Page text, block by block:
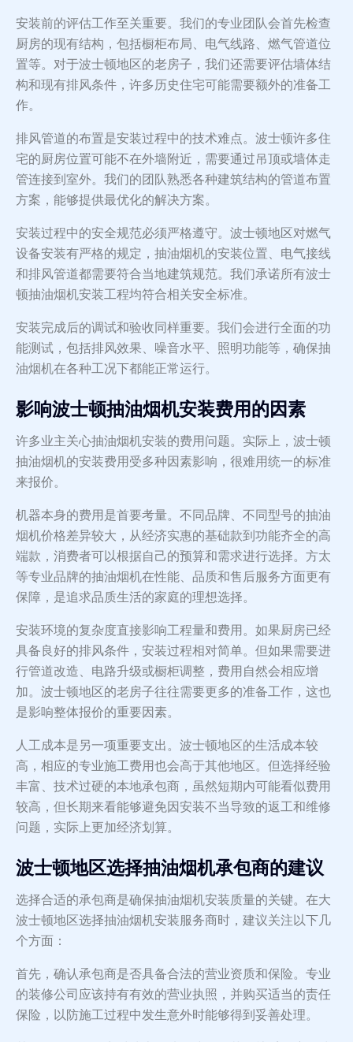
安装前的评估工作至关重要。我们的专业团队会首先检查
厨房的现有结构，包括橱柜布局、电气线路、燃气管道位
置等。对于波士顿地区的老房子，我们还需要评估墙体结
构和现有排风条件，许多历史住宅可能需要额外的准备工
作。
排风管道的布置是安装过程中的技术难点。波士顿许多住
宅的厨房位置可能不在外墙附近，需要通过吊顶或墙体走
管连接到室外。我们的团队熟悉各种建筑结构的管道布置
方案，能够提供最优化的解决方案。
安装过程中的安全规范必须严格遵守。波士顿地区对燃气
设备安装有严格的规定，抽油烟机的安装位置、电气接线
和排风管道都需要符合当地建筑规范。我们承诺所有波士
顿抽油烟机安装工程均符合相关安全标准。
安装完成后的调试和验收同样重要。我们会进行全面的功
能测试，包括排风效果、噪音水平、照明功能等，确保抽
油烟机在各种工况下都能正常运行。
影响波士顿抽油烟机安装费用的因素
许多业主关心抽油烟机安装的费用问题。实际上，波士顿
抽油烟机的安装费用受多种因素影响，很难用统一的标准
来报价。
机器本身的费用是首要考量。不同品牌、不同型号的抽油
烟机价格差异较大，从经济实惠的基础款到功能齐全的高
端款，消费者可以根据自己的预算和需求进行选择。方太
等专业品牌的抽油烟机在性能、品质和售后服务方面更有
保障，是追求品质生活的家庭的理想选择。
安装环境的复杂度直接影响工程量和费用。如果厨房已经
具备良好的排风条件，安装过程相对简单。但如果需要进
行管道改造、电路升级或橱柜调整，费用自然会相应增
加。波士顿地区的老房子往往需要更多的准备工作，这也
是影响整体报价的重要因素。
人工成本是另一项重要支出。波士顿地区的生活成本较
高，相应的专业施工费用也会高于其他地区。但选择经验
丰富、技术过硬的本地承包商，虽然短期内可能看似费用
较高，但长期来看能够避免因安装不当导致的返工和维修
问题，实际上更加经济划算。
波士顿地区选择抽油烟机承包商的建议
选择合适的承包商是确保抽油烟机安装质量的关键。在大
波士顿地区选择抽油烟机安装服务商时，建议关注以下几
个方面：
首先，确认承包商是否具备合法的营业资质和保险。专业
的装修公司应该持有有效的营业执照，并购买适当的责任
保险，以防施工过程中发生意外时能够得到妥善处理。